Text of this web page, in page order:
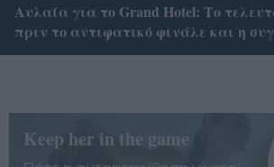
Αυλαία για το Grand Hotel: Το
πριν το αντιφατικό φινάλε και η
Keep her in the game